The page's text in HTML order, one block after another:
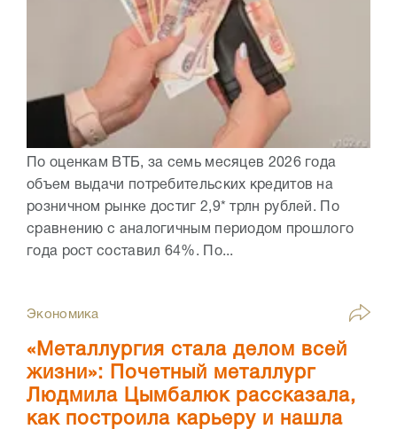
По оценкам ВТБ, за семь месяцев 2026 года
объем выдачи потребительских кредитов на
розничном рынке достиг 2,9* трлн рублей. По
сравнению с аналогичным периодом прошлого
года рост составил 64%. По...
Экономика
«Металлургия стала делом всей
жизни»: Почетный металлург
Людмила Цымбалюк рассказала,
как построила карьеру и нашла